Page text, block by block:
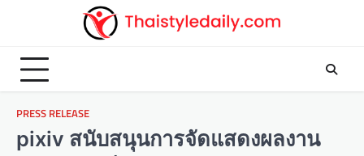
PRESS RELEASE
pixiv สนับสนุนการจัดแสดงผลงาน